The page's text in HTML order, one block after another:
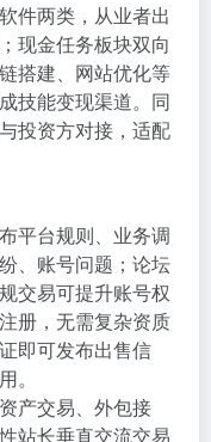
件两类，从业者出
现金任务板块双向
搭建、网站优化等
技能变现渠道。同
投资方对接，适配
平台规则、业务调
、账号问题；论坛
交易可提升账号权
册，无需复杂资质
即可发布出售信
。
产交易、外包接
站长垂直交流交易